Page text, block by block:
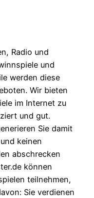
Radio und
und
werden diese
Wir bieten
im Internet zu
und gut.
Sie damit
keinen
abschrecken
können
teilnehmen,
Sie verdienen